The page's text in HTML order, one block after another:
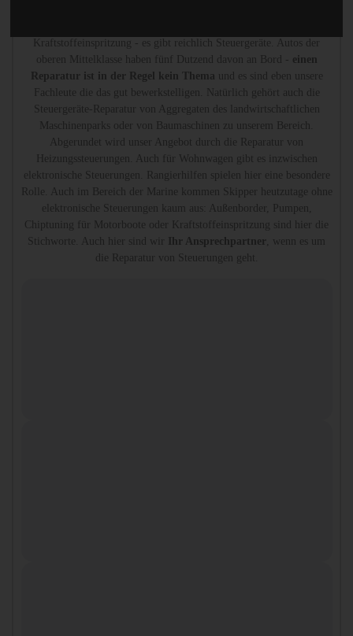
Kraftstoffeinspritzung - es gibt reichlich Steuergeräte. Autos der
oberen Mittelklasse haben fünf Dutzend davon an Bord - einen
Reparatur ist in der Regel kein Thema und es sind eben unsere
Fachleute die das gut bewerkstelligen. Natürlich gehört auch die
Steuergeräte-Reparatur von Aggregaten des landwirtschaftlichen
Maschinenparks oder von Baumaschinen zu unserem Bereich.
Abgerundet wird unser Angebot durch die Reparatur von
Heizungssteuerungen. Auch für Wohnwagen gibt es inzwischen
elektronische Steuerungen. Rangierhilfen spielen hier eine besondere
Rolle. Auch im Bereich der Marine kommen Skipper heutzutage ohne
elektronische Steuerungen kaum aus: Außenborder, Pumpen,
Chiptuning für Motorboote oder Kraftstoffeinspritzung sind hier die
Stichworte. Auch hier sind wir Ihr Ansprechpartner
, wenn es um
die Reparatur von Steuerungen geht.